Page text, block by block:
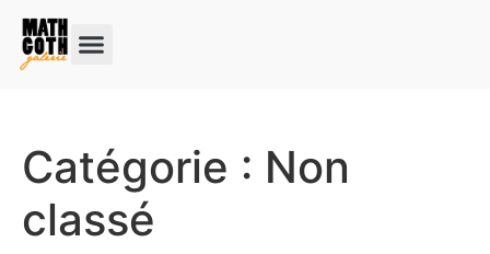
Catégorie : Non
classé